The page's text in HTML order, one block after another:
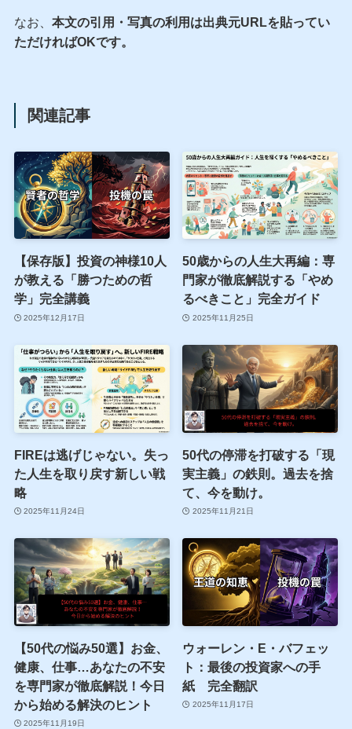
なお、 本文の引用・写真の利用は出典元URLを貼ってい
ただければOKです。
関連記事
【保存版】投資の神様10人
が教える「勝つための哲
学」完全講義
2025年12月17日
50歳からの人生大再編：専
門家が徹底解説する「やめ
るべきこと」完全ガイド
2025年11月25日
FIREは逃げじゃない。失っ
た人生を取り戻す新しい戦
略
2025年11月24日
50代の停滞を打破する「現
実主義」の鉄則。過去を捨
て、今を動け。
2025年11月21日
【50代の悩み50選】お金、
健康、仕事…あなたの不安
を専門家が徹底解説！今日
から始める解決のヒント
2025年11月19日
ウォーレン・E・バフェッ
ト：最後の投資家への手
紙 完全翻訳
2025年11月17日